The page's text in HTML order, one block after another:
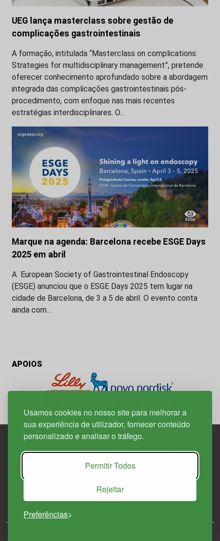
Usamos cookies no nosso site para melhorar a
sua experiência de utilizador, fornecer conteúdo
personalizado e analisar o tráfego.
Permitir Todos
Rejeitar
Preferências
UEG lança masterclass sobre gestão de
complicações gastrointestinais
A formação, intitulada “Masterclass on complications:
Strategies for multidisciplinary management”, pretende
oferecer conhecimento aprofundado sobre a abordagem
integrada das complicações gastrointestinais pós-
procedimento, com enfoque nas mais recentes
estratégias interdisciplinares. O…
Marque na agenda: Barcelona recebe ESGE Days
2025 em abril
A European Society of Gastrointestinal Endoscopy
(ESGE) anunciou que o ESGE Days 2025 tem lugar na
cidade de Barcelona, de 3 a 5 de abril. O evento conta
ainda com…
APOIOS
Edif. Lisboa Oriente | Av. Infante D. Henrique, n.º 333H, esc.
1800-282 Lisboa | Portugal